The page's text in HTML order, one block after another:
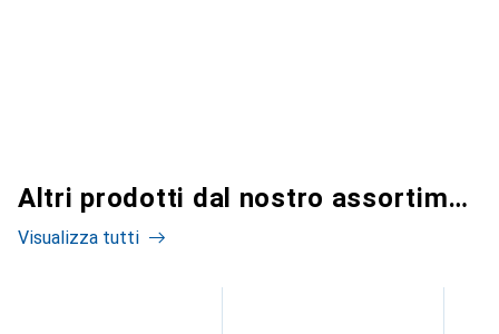
Altri prodotti dal nostro assortimento
Visualizza tutti